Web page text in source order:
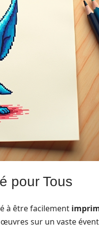
pour Tous
à être facilement
sur un vaste